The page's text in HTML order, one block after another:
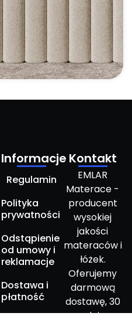
Informacje
Regulamin
Polityka
prywatności
Odstąpienie
od umowy i
reklamacje
Dostawa i
płatność
Kontakt
EMLAR
Materace -
producent
wysokiej
jakości
materaców i
łóżek.
Oferujemy
darmową
dostawę, 30
dni